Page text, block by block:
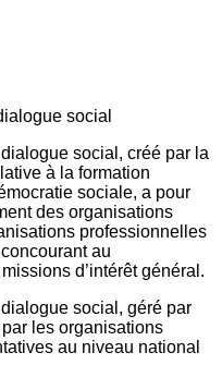
social, créé par la
à la formation
sociale, a pour
des organisations
professionnelles
au
d’intérêt général.
social, géré par
par les organisations
au niveau national